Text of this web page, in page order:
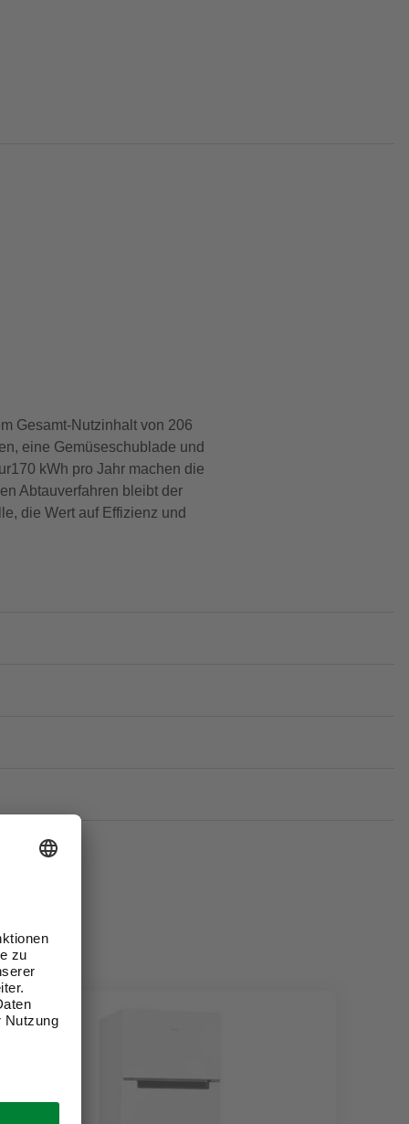
Gesamt-Nutzinhalt von 206
eine Gemüseschublade und
kWh pro Jahr machen die
Abtauverfahren bleibt der
die Wert auf Effizienz und